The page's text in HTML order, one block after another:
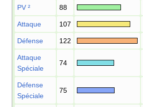
PV ² 88
Attaque 107
Défense 122
Attaque
Spéciale
74
Défense
Spéciale
75